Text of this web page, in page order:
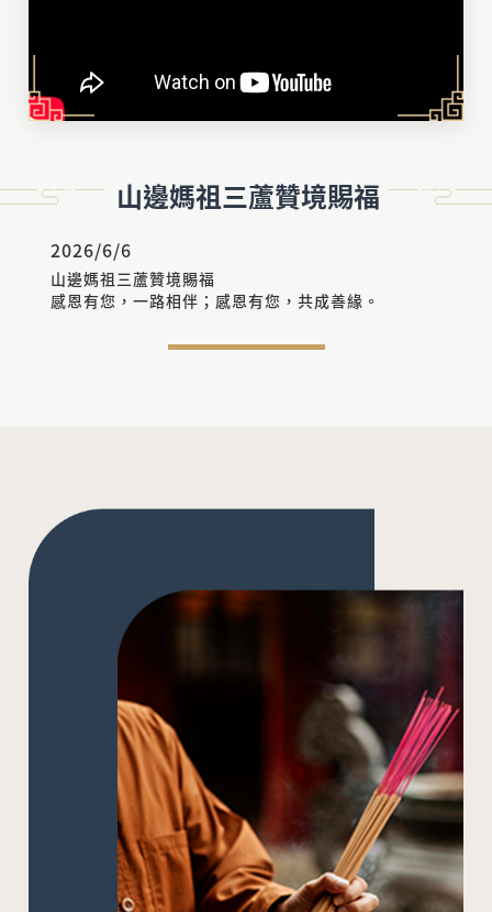
山邊媽祖三蘆贊境賜福
2026/6/6
山邊媽祖三蘆贊境賜福
感恩有您，一路相伴；感恩有您，共成善緣。